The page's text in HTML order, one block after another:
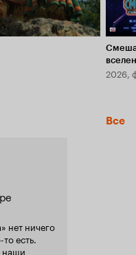
2026,
Все
нет ничего
есть.
наши